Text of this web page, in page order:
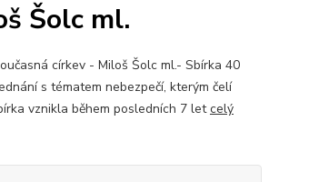
Šolc ml.
církev - Miloš Šolc ml.- Sbírka 40
s tématem nebezpečí, kterým čelí
vznikla během posledních 7 letcelý